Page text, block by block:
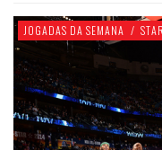
JOGADAS DA SEMANA /